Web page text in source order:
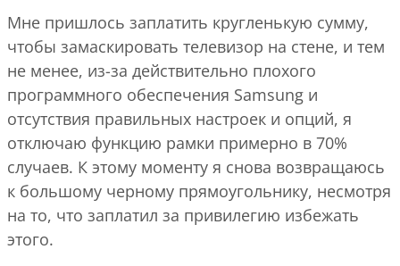
Мне пришлось заплатить кругленькую сумму,
чтобы замаскировать телевизор на стене, и тем
не менее, из-за действительно плохого
программного обеспечения Samsung и
отсутствия правильных настроек и опций, я
отключаю функцию рамки примерно в 70%
случаев. К этому моменту я снова возвращаюсь
к большому черному прямоугольнику, несмотря
на то, что заплатил за привилегию избежать
этого.